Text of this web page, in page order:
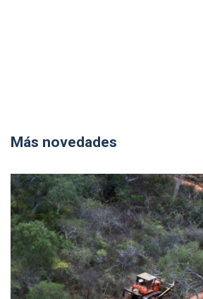
Más novedades